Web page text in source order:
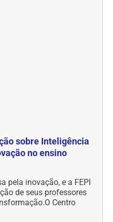
sobre Inteligência
no ensino
pela inovação, e a FEPI
de seus professores
Centro